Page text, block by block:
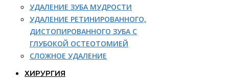
УДАЛЕНИЕ ЗУБА МУДРОСТИ
УДАЛЕНИЕ РЕТИНИРОВАННОГО,
ДИСТОПИРОВАННОГО ЗУБА С
ГЛУБОКОЙ ОСТЕОТОМИЕЙ
СЛОЖНОЕ УДАЛЕНИЕ
ХИРУРГИЯ